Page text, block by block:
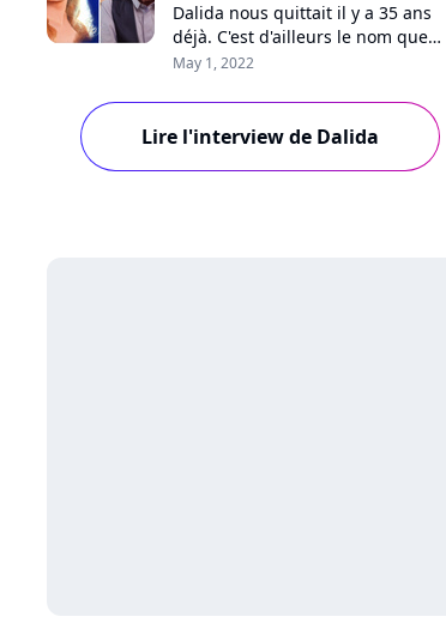
Dalida nous quittait il y a 35 ans
déjà. C'est d'ailleurs le nom que
porte le coffret inédit, disponible
nouvelle version de "Mourir sur
scène". Sa mission de faire vivre sa
soeur dans l'actualité, son image
May 1, 2022
Lire l'interview de Dalida